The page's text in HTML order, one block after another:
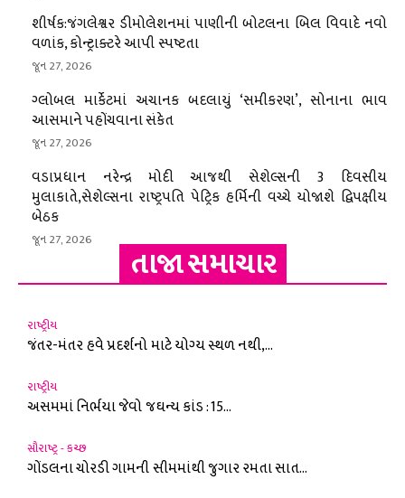
શીર્ષક:જંગલેશ્વર ડીમોલેશનમાં પાણીની બોટલના બિલ વિવાદે નવો
વળાંક, કોન્ટ્રાક્ટરે આપી સ્પષ્ટતા
જૂન 27, 2026
ગ્લોબલ માર્કેટમાં અચાનક બદલાયું ‘સમીકરણ’, સોનાના ભાવ
આસમાને પહોંચવાના સંકેત
જૂન 27, 2026
વડાપ્રધાન નરેન્દ્ર મોદી આજથી સેશેલ્સની 3 દિવસીય
મુલાકાતે,સેશેલ્સના રાષ્ટ્રપતિ પેટ્રિક હર્મિની વચ્ચે યોજાશે દ્વિપક્ષીય
બેઠક
જૂન 27, 2026
તાજા સમાચાર
રાષ્ટ્રીય
જંતર-મંતર હવે પ્રદર્શનો માટે યોગ્ય સ્થળ નથી,...
રાષ્ટ્રીય
અસમમાં નિર્ભયા જેવો જઘન્ય કાંડ : 15...
સૌરાષ્ટ્ર - કચ્છ
ગોંડલના ચોરડી ગામની સીમમાંથી જુગાર રમતા સાત...